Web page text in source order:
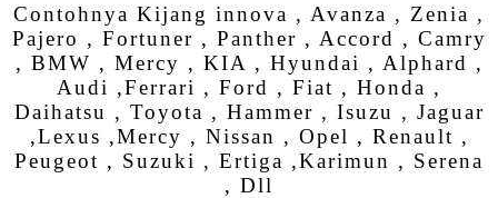
Contohnya Kijang innova , Avanza , Zenia ,
Pajero , Fortuner , Panther , Accord , Camry
, BMW , Mercy , KIA , Hyundai , Alphard ,
Audi ,Ferrari , Ford , Fiat , Honda ,
Daihatsu , Toyota , Hammer , Isuzu , Jaguar
,Lexus ,Mercy , Nissan , Opel , Renault ,
Peugeot , Suzuki , Ertiga ,Karimun , Serena
, Dll